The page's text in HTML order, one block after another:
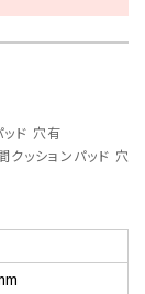
ド 穴有
ッションパッド 穴有